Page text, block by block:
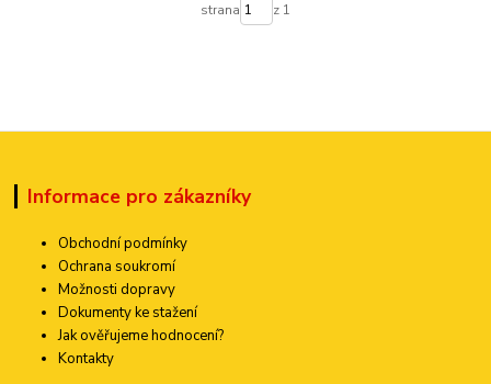
strana z 1
Informace pro zákazníky
Obchodní podmínky
Ochrana soukromí
Možnosti dopravy
Dokumenty ke stažení
Jak ověřujeme hodnocení?
Kontakty